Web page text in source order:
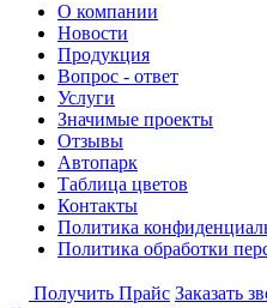
О компании
Новости
Продукция
Вопрос - ответ
Услуги
Значимые проекты
Отзывы
Автопарк
Таблица цветов
Контакты
Политика
Политика обработки
Получить Прайс Заказать